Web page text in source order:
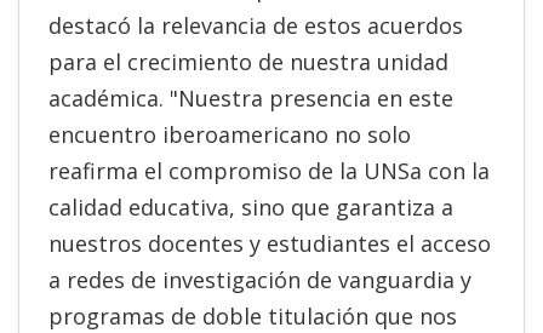
destacó la relevancia de estos acuerdos
para el crecimiento de nuestra unidad
académica. "Nuestra presencia en este
encuentro iberoamericano no solo
reafirma el compromiso de la UNSa con la
calidad educativa, sino que garantiza a
nuestros docentes y estudiantes el acceso
a redes de investigación de vanguardia y
programas de doble titulación que nos